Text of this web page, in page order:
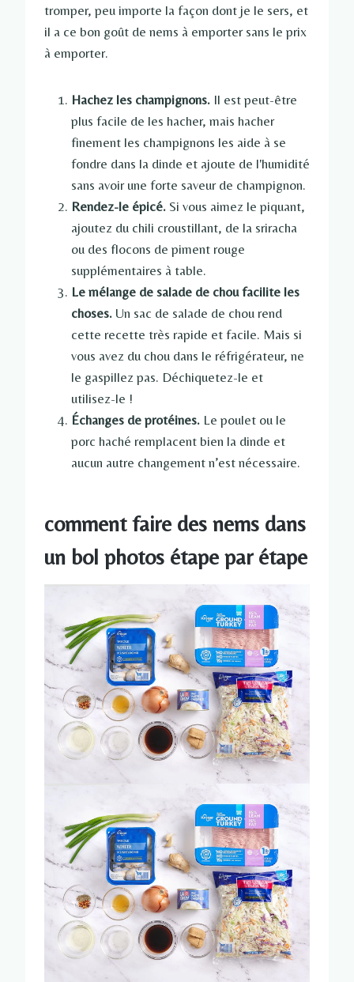
tromper, peu importe la façon dont je le sers, et
il a ce bon goût de nems à emporter sans le prix
à emporter.
Hachez les champignons. Il est peut-être
plus facile de les hacher, mais hacher
finement les champignons les aide à se
fondre dans la dinde et ajoute de l'humidité
sans avoir une forte saveur de champignon.
Rendez-le épicé. Si vous aimez le piquant,
ajoutez du chili croustillant, de la sriracha
ou des flocons de piment rouge
supplémentaires à table.
Le mélange de salade de chou facilite les
choses. Un sac de salade de chou rend
cette recette très rapide et facile. Mais si
vous avez du chou dans le réfrigérateur, ne
le gaspillez pas. Déchiquetez-le et
utilisez-le !
Échanges de protéines. Le poulet ou le
porc haché remplacent bien la dinde et
aucun autre changement n’est nécessaire.
comment faire des nems dans
un bol photos étape par étape